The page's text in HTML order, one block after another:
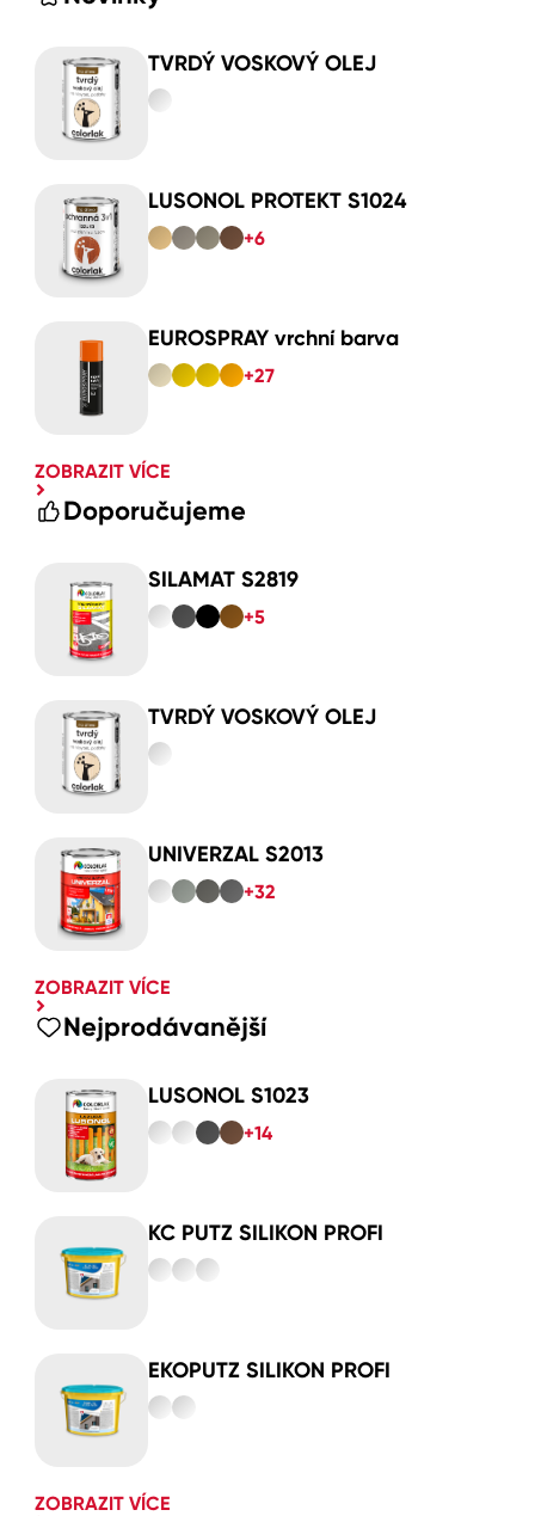
TVRDÝ VOSKOVÝ OLEJ
LUSONOL PROTEKT S1024
+6
EUROSPRAY vrchní barva
+27
ZOBRAZIT VÍCE
Doporučujeme
SILAMAT S2819
+5
TVRDÝ VOSKOVÝ OLEJ
UNIVERZAL S2013
+32
ZOBRAZIT VÍCE
Nejprodávanější
LUSONOL S1023
+14
KC PUTZ SILIKON PROFI
EKOPUTZ SILIKON PROFI
ZOBRAZIT VÍCE